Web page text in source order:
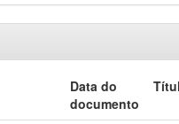
Data do
documento